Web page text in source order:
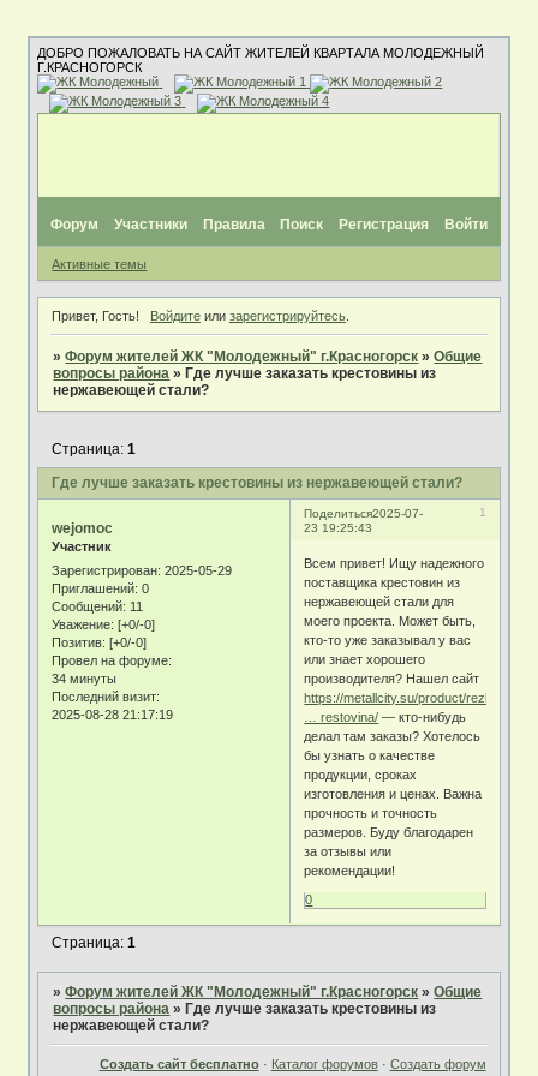
ДОБРО ПОЖАЛОВАТЬ НА САЙТ ЖИТЕЛЕЙ КВАРТАЛА МОЛОДЕЖНЫЙ
Г.КРАСНОГОРСК
Форум Участники Правила Поиск Регистрация Войти
Активные темы
Привет, Гость! Войдитеили зарегистрируйтесь.
»Форум жителей ЖК "Молодежный" г.Красногорск »Общие
вопросы района » Где лучше заказать крестовины из
нержавеющей стали?
Где лучше заказать крестовины из нержавеющей стали?
Страница:1
Поделиться 1
2025-07-
23 19:25:43
wejomoc
Участник
Зарегистрирован: 2025-05-29
Приглашений: 0
Сообщений: 11
Уважение: [+0/-0]
Позитив: [+0/-0]
Провел на форуме:
34 минуты
Последний визит:
2025-08-28 21:17:19
Всем привет! Ищу надежного
поставщика крестовин из
нержавеющей стали для
моего проекта. Может быть,
кто-то уже заказывал у вас
или знает хорошего
производителя? Нашел сайт
https://metallcity.su/product/rezbovye_
… restovina/ — кто-нибудь
делал там заказы? Хотелось
бы узнать о качестве
продукции, сроках
изготовления и ценах. Важна
прочность и точность
размеров. Буду благодарен
за отзывы или
рекомендации!
0
Страница:1
»Форум жителей ЖК "Молодежный" г.Красногорск »Общие
вопросы района » Где лучше заказать крестовины из
нержавеющей стали?
Создать сайт бесплатно· Каталог форумов· Создать форум